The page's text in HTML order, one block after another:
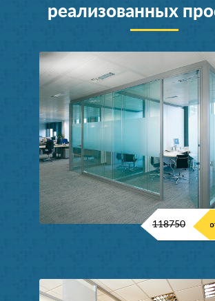
реализованных
118750